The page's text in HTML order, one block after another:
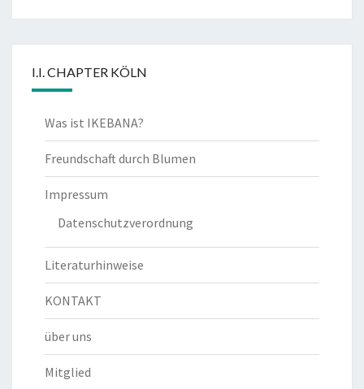
I.I. CHAPTER KÖLN
Was ist IKEBANA?
Freundschaft durch Blumen
Impressum
Datenschutzverordnung
Literaturhinweise
KONTAKT
über uns
Mitglied